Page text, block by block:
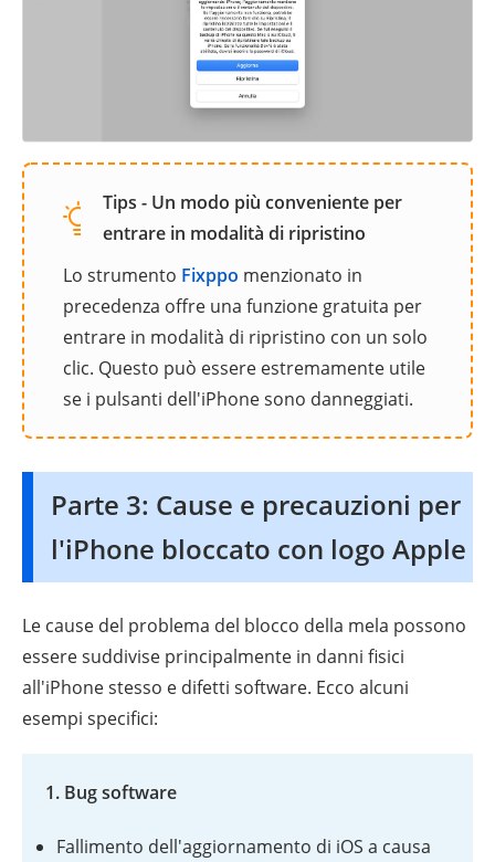
Tips - Un modo più conveniente per
entrare in modalità di ripristino
Lo strumento Fixppo menzionato in
precedenza offre una funzione gratuita per
entrare in modalità di ripristino con un solo
clic. Questo può essere estremamente utile
se i pulsanti dell'iPhone sono danneggiati.
Parte 3: Cause e precauzioni per
l'iPhone bloccato con logo Apple
Le cause del problema del blocco della mela possono
essere suddivise principalmente in danni fisici
all'iPhone stesso e difetti software. Ecco alcuni
esempi specifici:
1. Bug software
Fallimento dell'aggiornamento di iOS a causa